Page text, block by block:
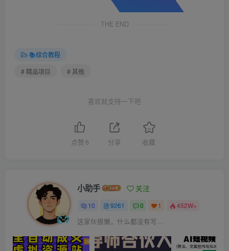
THE END
📚综合教程
# 精品项目
# 其他
喜欢就支持一下吧
点赞 6 分享 收藏
小助手 关注
10 9261 0 1 452W+
这家伙很懒，什么都没有写...